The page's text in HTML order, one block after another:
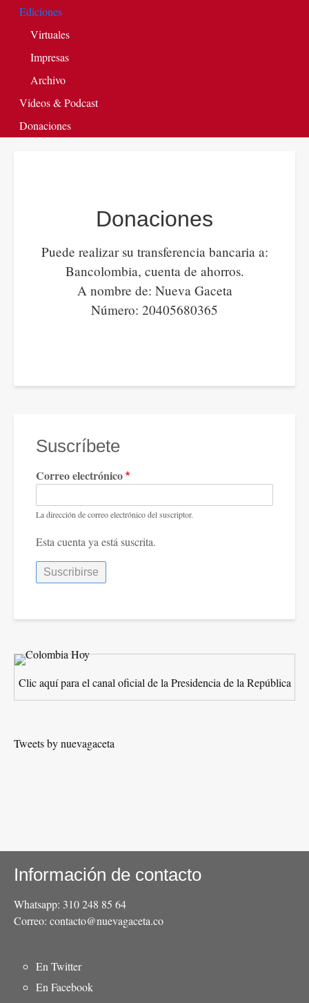
Ediciones
Virtuales
Impresas
Archivo
Videos & Podcast
Donaciones
Donaciones
Puede realizar su transferencia bancaria a:
Bancolombia, cuenta de ahorros.
A nombre de: Nueva Gaceta
Número: 20405680365
Suscríbete
Correo electrónico
La dirección de correo electrónico del suscriptor.
Esta cuenta ya está suscrita.
Clic aquí para el canal oficial de la Presidencia de la República
Tweets by nuevagaceta
Información de contacto
Whatsapp: 310 248 85 64
Correo: contacto@nuevagaceta.co
Menú
del
En Twitter
En Facebook